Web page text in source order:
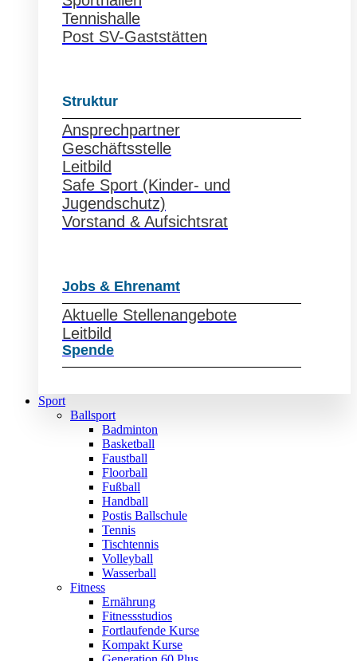
Tennishalle
Post SV-Gaststätten
Struktur
Ansprechpartner
Geschäftsstelle
Leitbild
Safe Sport (Kinder- und
Jugendschutz)
Vorstand & Aufsichtsrat
Jobs & Ehrenamt
Aktuelle Stellenangebote
Leitbild
Spende
Sport
Ballsport
Badminton
Basketball
Faustball
Floorball
Fußball
Handball
Postis Ballschule
Tennis
Tischtennis
Volleyball
Wasserball
Fitness
Ernährung
Fitnessstudios
Fortlaufende Kurse
Kompakt Kurse